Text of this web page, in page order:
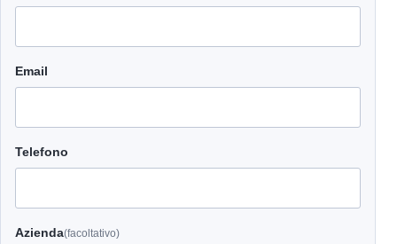
Email
Telefono
Azienda(facoltativo)